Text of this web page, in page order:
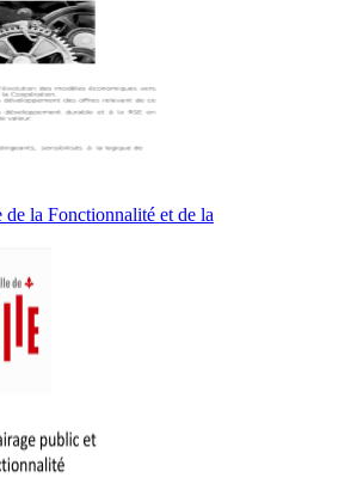
la Fonctionnalité et de la